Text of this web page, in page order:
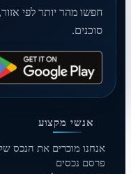
חפשו מהר יותר לפי
סוכנים.
אנשי מקצוע
אנחנו מוכרים את הנכס
פרסם נכסים